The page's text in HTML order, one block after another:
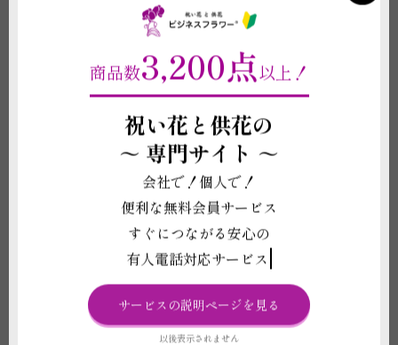
ご了承いただきますようお願い申し上げます。
(2)立札やメッセージカード、器などの資材の形状や素材は在庫の都合上、
掲載イメージ写真と異なる場合がございます。これらイメージ写真と現物と
の違いを理由とする返品、返金、交換、その他の請求などには応じかねます
ので予めご了承ください。
(3)お届け先の気温が0度を下回る場合、また、30度を超える場合は、配送中
に植物が気温の影響で傷む可能性があるため、お申し込みをお受けできない
ことがございます。強いご希望がございましたら、気温による品質への影響
に責任が持てないことをご了承の上で配送手配をいたします。
けません。咲き具合について強いご希望がございましたら必ずご注文の申し
込み前に当店へお電話もしくはチャットサービスよりお問い合わせくださ
(5)鉢の回収は代金に含まれておりません。
(6)受注制作（オーダー）ですので、お申し込み後の変更、取り消しは承る
ことができません。制作開始後に、万が一お取り消しされた場合にも代金は
お客様の全額負担となります。
配送に関わる重要な注意事項
商品数3,200点以上！
祝い花と供花の
～ 専門サイト ～
会社で！個人で！
便利な無料会員サービス
すぐにつながる安心の
有人電話対応サービス
サービスの説明ページを見る
以後表示されません